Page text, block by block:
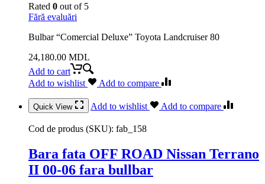
Rated 0 out of 5
Fără evaluări
Bulbar “Comercial Deluxe” Toyota Landcruiser 80
24,180.00 MDL
Add to cart
Add to wishlist
Add to compare
Quick View Add to wishlist Add to compare
Cod de produs (SKU): fab_158
Bara fata OFF ROAD Nissan Terrano
II 00-06 fara bullbar